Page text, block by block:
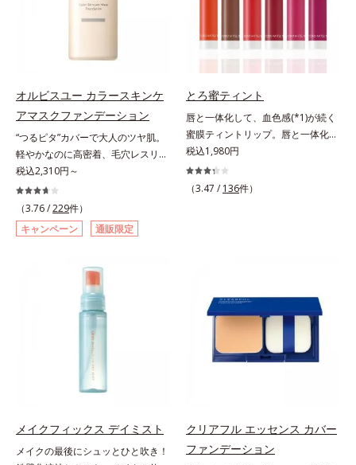
パウダー）を配合。さらに体温でと
ろける保湿成分で粉体をコーティン
分(*2)により、重ねてもふんわり軽
す。粉浮きや厚塗り感の少ない、リ
ァンデーションです。*1 メイク効
果による *2 保湿成分
収剤やグリセリン、パラベンもフリ
ー処方。肌を休ませたい日、リモー
トワークの時、近所へちょこっとお
出かけする時など、しっかりメイク
オルビスユー カラースキンケ
アマスクファンデーション
“つるピタ”カバーで大人のツヤ肌。
軽やかなのに高密着、毛穴レスリキ
ッドファンデ。みずみずしく、とけ
込むように密着カバー毛穴レスでな
めらかな質感美へ導く、リキッドフ
ァンデーション「カバーはしたいけ
ど厚塗り感はイヤ」「素肌がもとも
なお客様の声から誕生した、軽やか
なのにピタッと密着し、肌悩み
を“つるん”と隠すリキッドファンデ
ーションです。年齢とともに増えて
いくお悩みを自然に隠しつつも、ま
るで“素肌美人”に見える仕上がりを
叶えるのは、微細で均一なカバー粉
体(*1)が大きさの異なる毛穴にも隙
にダマ防止の特殊コーティングを施
すことで、カバー粉体は薄く・均一
に凹凸へフィット。毛穴や色ムラを
税込2,310円～
（3.76 /229件）
キャンペーン
通販限定
とろ蜜ティント
唇と一体化して、血色感(*1)が続く
蜜膜ティントリップ。唇と一体化し
て色落ちしにくいティント処方とう
るおいを両立した、ティントリップ
です。色が長時間唇に密着するオイ
成分(*5)も配合。しっとり感をキー
プし、ぷるんとした唇に。さっとひ
と塗りするだけで、くすみやすい大
人の肌に血色感を与え、唇を自然に
クワラン、ヒアルロン酸Na、加水
分解コラーゲン
税込1,980円
（3.47 / 136件）
メイクフィックス デイミスト
メイクの最後にシュッとひと吹き！
クリアフル エッセンス カバー
ファンデーション